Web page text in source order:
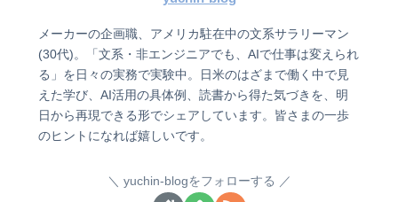
メーカーの企画職、アメリカ駐在中の文系サラリーマン
(30代)。「文系・非エンジニアでも、AIで仕事は変えられ
る」を日々の実務で実験中。日米のはざまで働く中で見
えた学び、AI活用の具体例、読書から得た気づきを、明
日から再現できる形でシェアしています。皆さまの一歩
のヒントになれば嬉しいです。
yuchin-blogをフォローする